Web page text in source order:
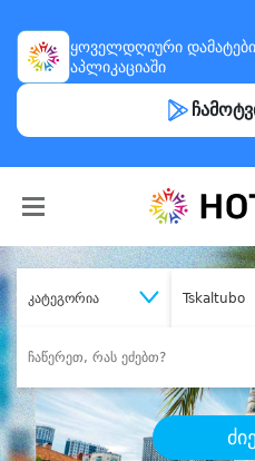
ყოველდღიური
აპლიკაციაში
კატეგორია Tskaltubo